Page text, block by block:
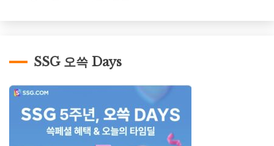
SSG 오쓱 Days